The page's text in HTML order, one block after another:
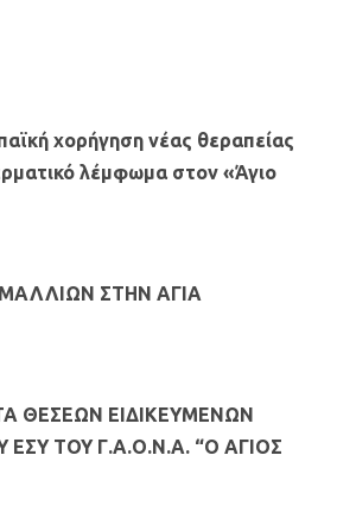
χορήγηση νέας θεραπείας
λέμφωμα στον «Άγιο
ΣΤΗΝ ΑΓΙΑ
ΘΕΣΕΩΝ ΕΙΔΙΚΕΥΜΕΝΩΝ
ΕΣΥ ΤΟΥ Γ.Α.Ο.Ν.Α. “Ο ΑΓΙΟΣ